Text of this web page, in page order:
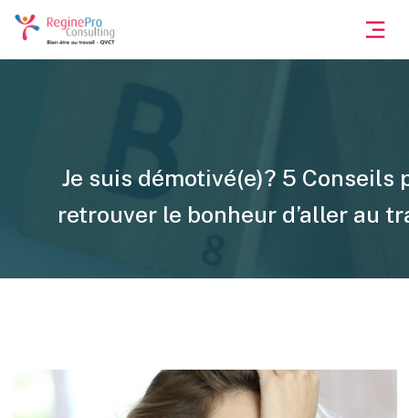
Je suis démotivé(e)? 5 Conseils
retrouver le bonheur d’aller au